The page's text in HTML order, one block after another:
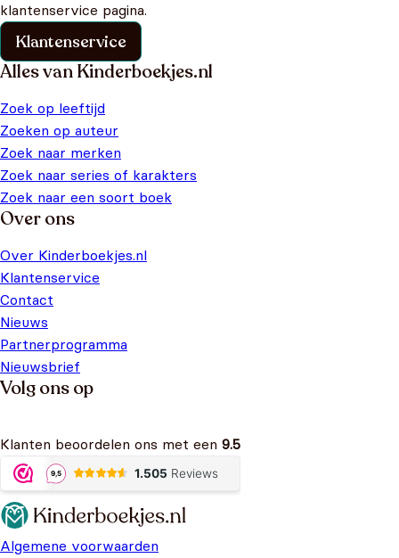
klantenservice pagina.
Klantenservice
Alles van Kinderboekjes.nl
Zoek op leeftijd
Zoeken op auteur
Zoek naar merken
Zoek naar series of karakters
Zoek naar een soort boek
Over ons
Over Kinderboekjes.nl
Klantenservice
Contact
Nieuws
Partnerprogramma
Nieuwsbrief
Volg ons op
Klanten beoordelen ons met een 9.5
Algemene voorwaarden